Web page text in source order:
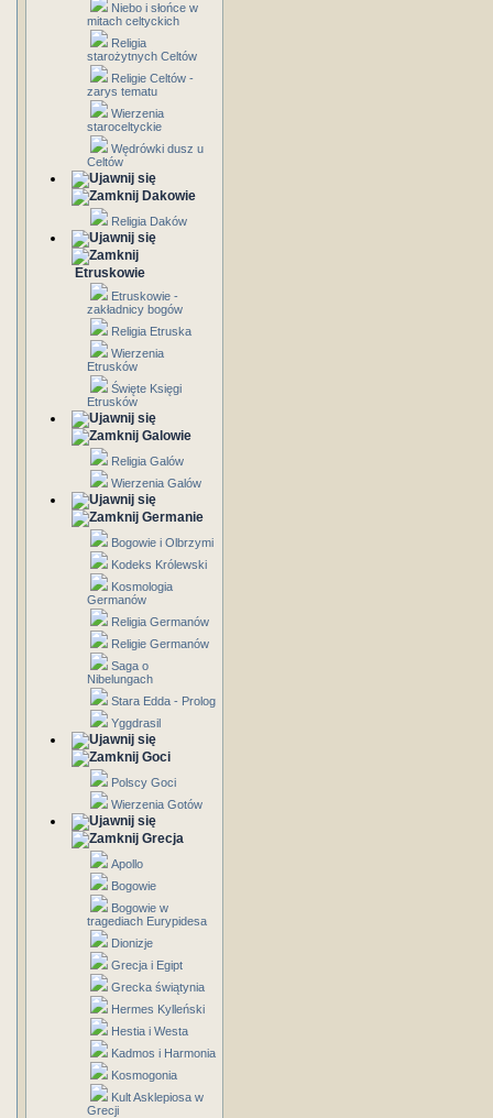
Niebo i słońce w
mitach celtyckich
Religia
starożytnych Celtów
Religie Celtów -
zarys tematu
Wierzenia
staroceltyckie
Wędrówki dusz u
Celtów
Dakowie
Religia Daków
Etruskowie
Etruskowie -
zakładnicy bogów
Religia Etruska
Wierzenia
Etrusków
Święte Księgi
Etrusków
Galowie
Religia Galów
Wierzenia Galów
Germanie
Bogowie i Olbrzymi
Kodeks Królewski
Kosmologia
Germanów
Religia Germanów
Religie Germanów
Saga o
Nibelungach
Stara Edda - Prolog
Yggdrasil
Goci
Polscy Goci
Wierzenia Gotów
Grecja
Apollo
Bogowie
Bogowie w
tragediach Eurypidesa
Dionizje
Grecja i Egipt
Grecka świątynia
Hermes Kylleński
Hestia i Westa
Kadmos i Harmonia
Kosmogonia
Kult Asklepiosa w
Grecji